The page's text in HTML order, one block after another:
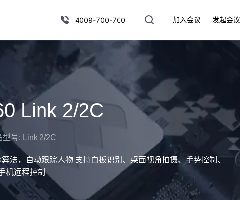
4009-700-700 加入会议 发起会议
Link 2/2C
型号: Link 2/2C
法，自动跟踪人物 支持白板识别、桌面视角拍摄、手势控制、
机远程控制